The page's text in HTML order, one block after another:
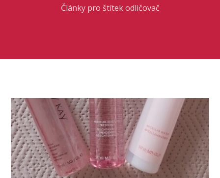
Články pro štítek odličovač